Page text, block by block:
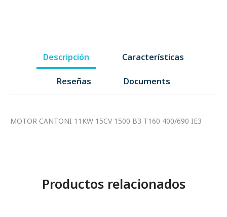
Descripción Características
Reseñas Documents
MOTOR CANTONI 11KW 15CV 1500 B3 T160 400/690 IE3
Productos relacionados